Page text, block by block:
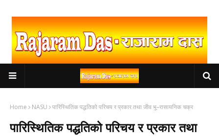
Home NASU पारिस्थितिक पद्धतिको परिचय र प्रकार तथा जीव भू–रासायनिक चक्र
पारिस्थितिक पद्धतिको परिचय र प्रकार तथा